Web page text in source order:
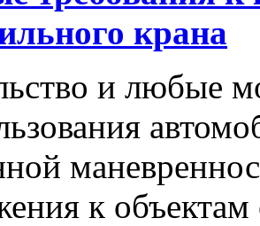
крана
и любые
к объектам